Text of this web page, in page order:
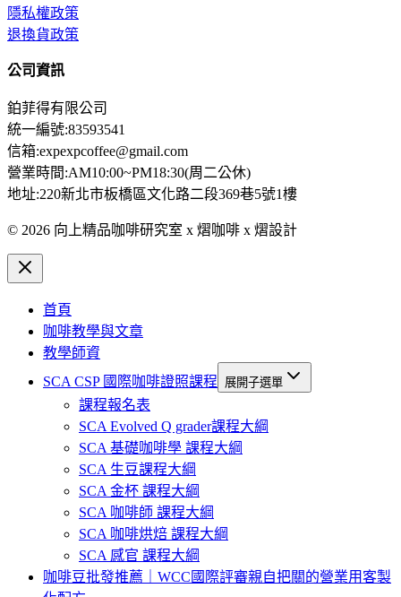
隱私權政策
退換貨政策
公司資訊
鉑菲得有限公司
統一編號:83593541
信箱:expexpcoffee@gmail.com
營業時間:AM10:00~PM18:30(周二公休)
地址:220新北市板橋區文化路二段369巷5號1樓
© 2026 向上精品咖啡研究室 x 熠咖啡 x 熠設計
首頁
咖啡教學與文章
教學師資
SCA CSP 國際咖啡證照課程
展開子選單
課程報名表
SCA Evolved Q grader課程大綱
SCA 基礎咖啡學 課程大綱
SCA 生豆課程大綱
SCA 金杯 課程大綱
SCA 咖啡師 課程大綱
SCA 咖啡烘焙 課程大綱
SCA 感官 課程大綱
咖啡豆批發推薦｜WCC國際評審親自把關的營業用客製